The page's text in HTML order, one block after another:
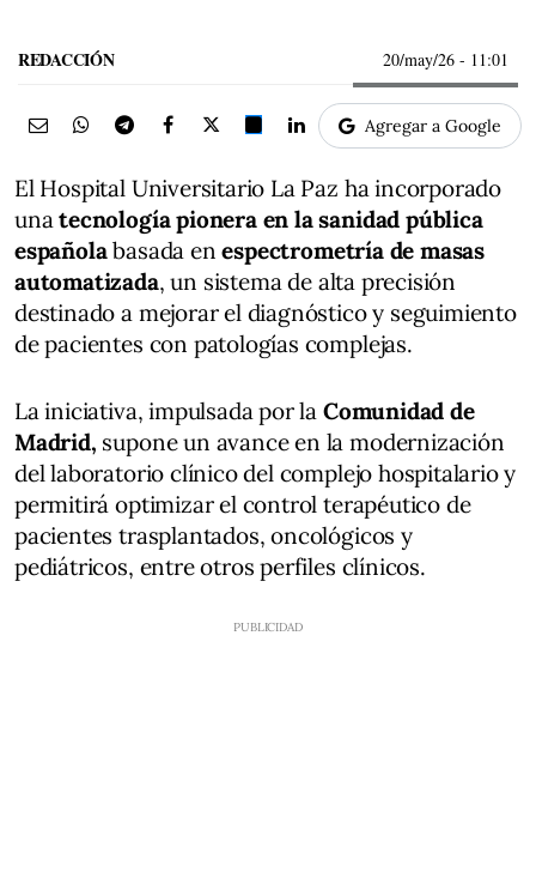
REDACCIÓN 20/may/26 - 11:01
Agregar a Google
El Hospital Universitario La Paz ha incorporado
unatecnología pionera en la sanidad pública
españolabasada enespectrometría de masas
automatizada, un sistema de alta precisión
destinado a mejorar el diagnóstico y seguimiento
de pacientes con patologías complejas.
La iniciativa, impulsada por la Comunidad de
Madrid, supone un avance en la modernización
del laboratorio clínico del complejo hospitalario y
permitirá optimizar el control terapéutico de
pacientes trasplantados, oncológicos y
pediátricos, entre otros perfiles clínicos.